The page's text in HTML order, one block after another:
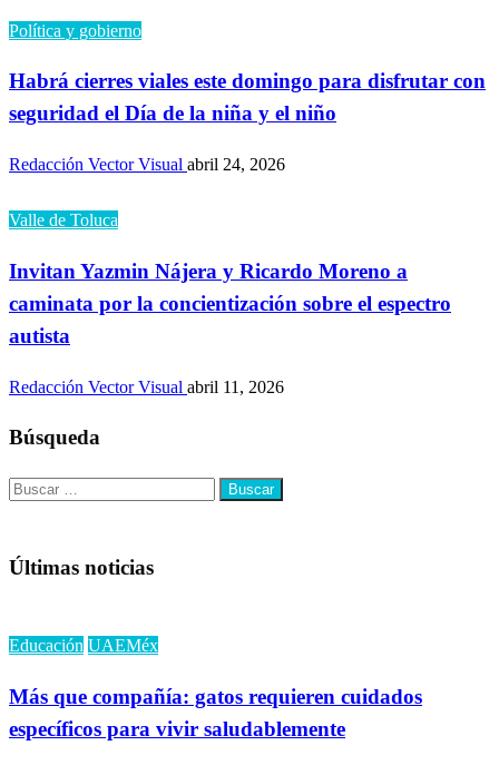
Política y gobierno
Habrá cierres viales este domingo para disfrutar con
seguridad el Día de la niña y el niño
Redacción Vector Visual abril 24, 2026
Valle de Toluca
Invitan Yazmin Nájera y Ricardo Moreno a
caminata por la concientización sobre el espectro
autista
Redacción Vector Visual abril 11, 2026
Búsqueda
Buscar:
Últimas noticias
Educación UAEMéx
Más que compañía: gatos requieren cuidados
específicos para vivir saludablemente